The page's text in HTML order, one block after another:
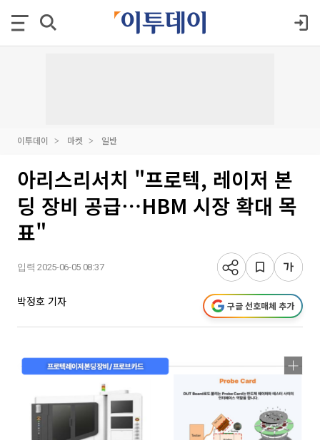
이투데이 마켓 일반
아리스리서치 "프로텍, 레이저 본
딩 장비 공급⋯HBM 시장 확대 목
표"
입력 2025-06-05 08:37
박정호 기자 구글 선호매체 추가